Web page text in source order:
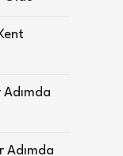
Adımda
Adımda